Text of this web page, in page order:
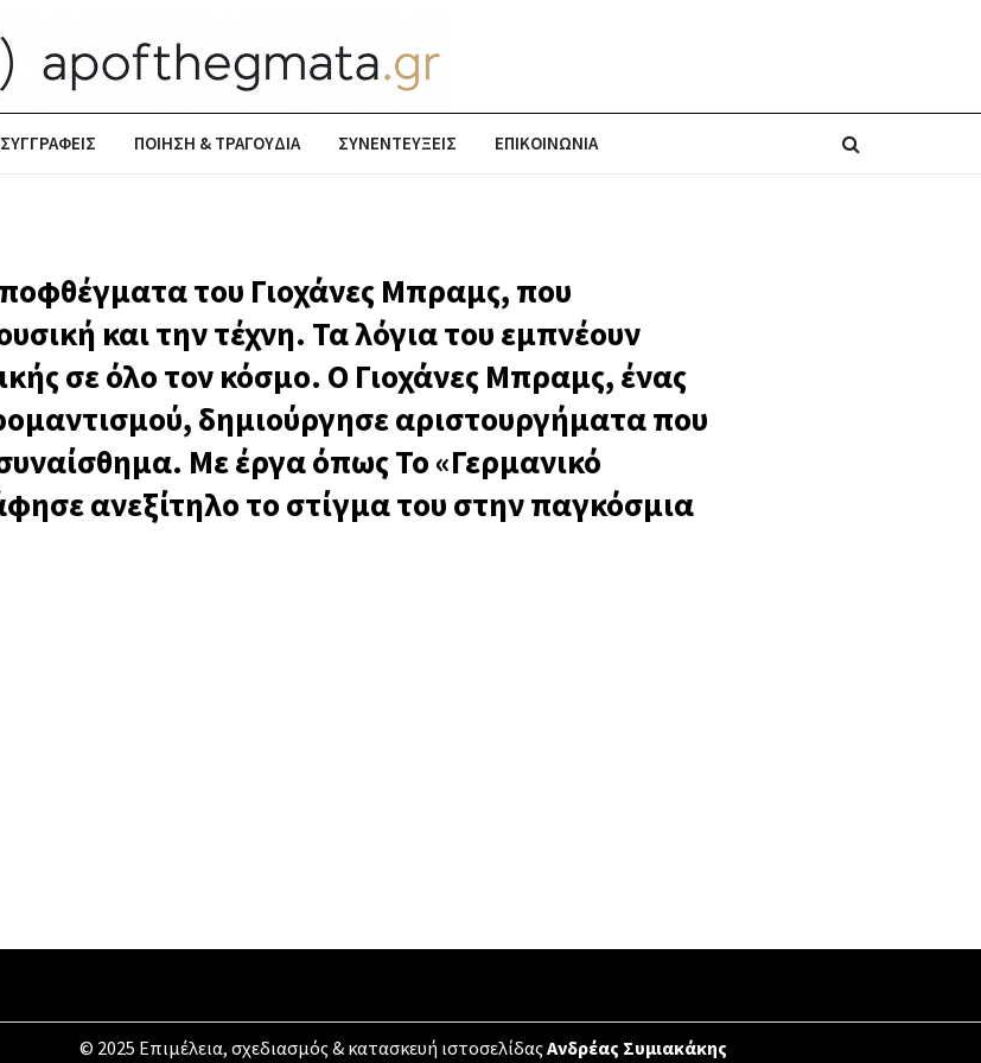
ΣΥΓΓΡΑΦΕΙΣ ΠΟΙΗΣΗ & ΤΡΑΓΟΥΔΙΑ ΣΥΝΕΝΤΕΥΞΕΙΣ ΕΠΙΚΟΙΝΩΝΙΑ
του Γιοχάνες Μπραμς, που
και την τέχνη. Τα λόγια του εμπνέουν
σε όλο τον κόσμο. Ο Γιοχάνες Μπραμς, ένας
δημιούργησε αριστουργήματα που
Με έργα όπως Το «Γερμανικό
ανεξίτηλο το στίγμα του στην παγκόσμια
© 2025 Επιμέλεια, σχεδιασμός & κατασκευή ιστοσελίδαςΑνδρέας Συμιακάκης